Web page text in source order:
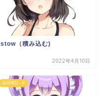
stow（積み込む)
2022年4月10日
語呂暗記 - B